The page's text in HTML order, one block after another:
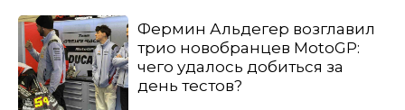
Фермин Альдегер возглавил
трио новобранцев MotoGP:
чего удалось добиться за
день тестов?